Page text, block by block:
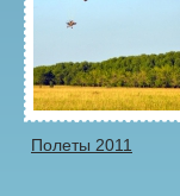
Полеты 2011